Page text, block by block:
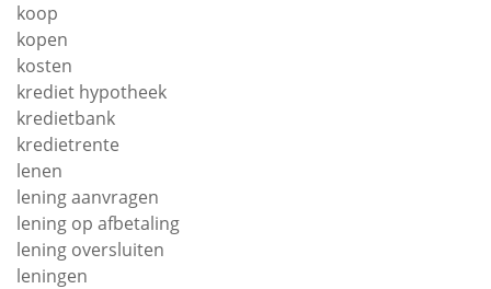
koop
kopen
kosten
krediet hypotheek
kredietbank
kredietrente
lenen
lening aanvragen
lening op afbetaling
lening oversluiten
leningen